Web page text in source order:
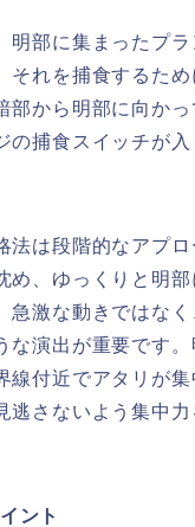
明部に集まったプラ
それを捕食するため
部から明部に向か
の捕食スイッチが入
法は段階的なアプ
め、ゆっくりと明
急激な動きではな
な演出が重要です
線付近でアタリが
逃さないよう集中
ント